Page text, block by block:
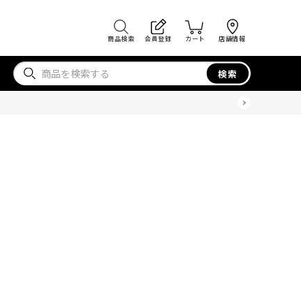
商品検索 会員登録 カート 店舗情報
検索